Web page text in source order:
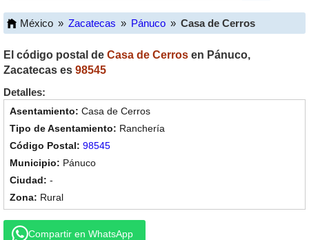
México » Zacatecas » Pánuco » Casa de Cerros
El código postal de Casa de Cerros en Pánuco,
Zacatecas es 98545
Detalles:
Casa de Cerros
Ranchería
98545
Pánuco
-
Rural
Compartir en WhatsApp